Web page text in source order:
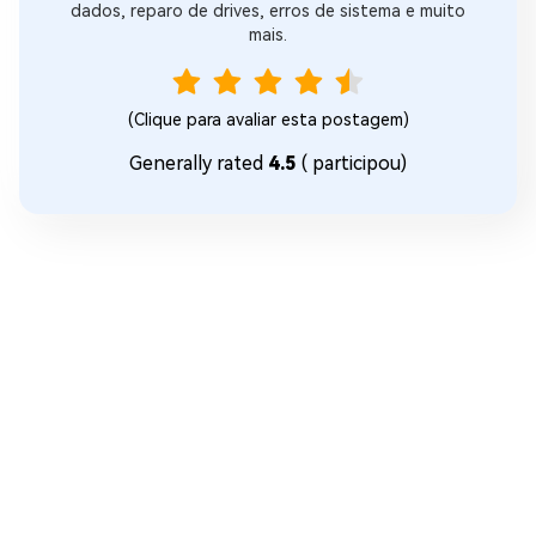
dados, reparo de drives, erros de sistema e muito
mais.
(Clique para avaliar esta postagem)
Generally rated 4.5 ( participou)